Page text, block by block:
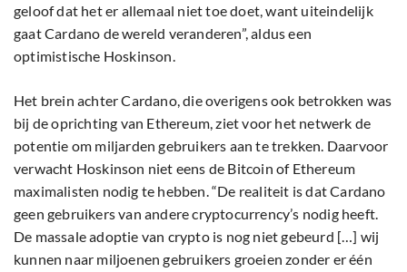
geloof dat het er allemaal niet toe doet, want uiteindelijk
gaat Cardano de wereld veranderen”, aldus een
optimistische Hoskinson.
Het brein achter Cardano, die overigens ook betrokken was
bij de oprichting van Ethereum, ziet voor het netwerk de
potentie om miljarden gebruikers aan te trekken. Daarvoor
verwacht Hoskinson niet eens de Bitcoin of Ethereum
maximalisten nodig te hebben. “De realiteit is dat Cardano
geen gebruikers van andere cryptocurrency’s nodig heeft.
De massale adoptie van crypto is nog niet gebeurd […] wij
kunnen naar miljoenen gebruikers groeien zonder er één